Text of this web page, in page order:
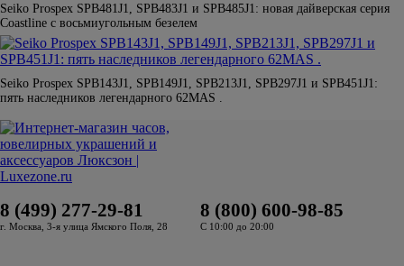
Seiko Prospex SPB481J1, SPB483J1 и SPB485J1: новая дайверская серия
Coastline с восьмиугольным безелем
Seiko Prospex SPB143J1, SPB149J1, SPB213J1, SPB297J1 и SPB451J1:
пять наследников легендарного 62MAS .
8 (499) 277-29-81
г. Москва, 3-я улица Ямского Поля, 28
8 (800) 600-98-85
С 10:00 до 20:00